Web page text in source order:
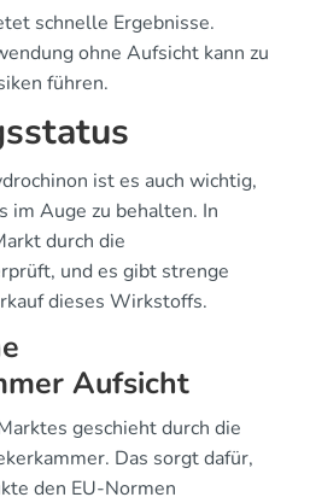
schnelle Ergebnisse.
ohne Aufsicht kann zu
führen.
ist es auch wichtig,
im Auge zu behalten. In
durch die
und es gibt strenge
dieses Wirkstoffs.
Aufsicht
geschieht durch die
Das sorgt dafür,
den EU-Normen